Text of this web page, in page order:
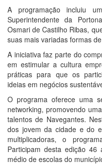
A programação incluiu
Superintendente da
Osmari de Castilho Ribas,
suas mais variadas formas
A iniciativa faz parte do
em estimular a cultura
práticas para que os
ideias em negócios
O programa oferece uma
networking, promovendo
talentos de Navegantes.
dos jovem da cidade e do
multiplicadoras, o
Participam desta edição
médio de escolas do